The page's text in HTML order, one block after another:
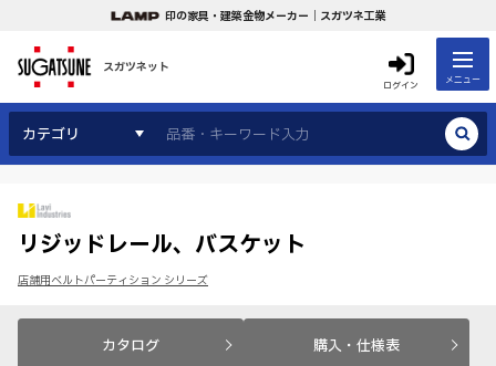
印の家具・建築金物メーカー｜スガツネ工業
スガツネット
ログイン メニュー
カテゴリ
リジッドレール、バスケット
店舗用ベルトパーティション シリーズ
カタログ 購入・仕様表